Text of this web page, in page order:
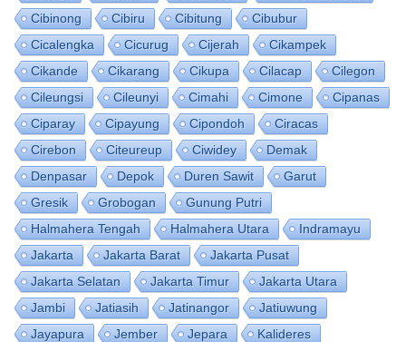
Cibinong
Cibiru Cibitung
Cibubur
Cicalengka
Cicurug Cijerah
Cikampek
Cikande
Cikarang Cikupa Cilacap
Cilegon
Cileungsi
Cileunyi Cimahi Cimone
Cipanas
Ciparay
Cipayung Cipondoh
Ciracas
Cirebon
Citeureup Ciwidey
Demak
Denpasar
Depok Duren Sawit
Garut
Gresik
Grobogan
Gunung Putri
Halmahera Tengah
Halmahera Utara
Indramayu
Jakarta
Jakarta Barat
Jakarta Pusat
Jakarta Selatan
Jakarta Timur
Jakarta Utara
Jambi
Jatiasih Jatinangor
Jatiuwung
Jayapura
Jember Jepara
Kalideres